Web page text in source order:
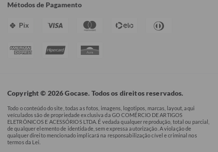
Métodos de Pagamento
Pix
Copyright © 2026 Gocase. Todos os direitos reservados.
Todo o conteúdo do site, todas as fotos, imagens, logotipos, marcas, layout, aqui
veículados são de propriedade exclusiva da GO COMÉRCIO DE ARTIGOS
ELETRÔNICOS E ACESSÓRIOS LTDA. É vedada qualquer reprodução, total ou parcial,
de qualquer elemento de identidade, sem expressa autorização. A violação de
qualquer direito mencionado implicará na responsabilização cível e criminal nos
termos da Lei.